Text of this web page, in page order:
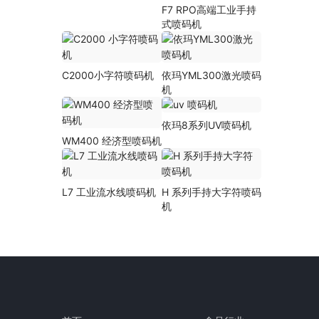
F7 RPO高端工业手持
式喷码机
C2000小字符喷码机
依玛YML300激光喷码
机
WM400 经济型喷码机
依玛8系列UV喷码机
L7 工业流水线喷码机 H 系列手持大字符喷码
机